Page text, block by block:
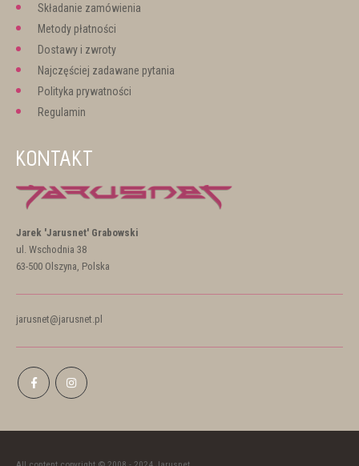
Składanie zamówienia
Metody płatności
Dostawy i zwroty
Najczęściej zadawane pytania
Polityka prywatności
Regulamin
KONTAKT
Jarek 'Jarusnet' Grabowski
ul. Wschodnia 38
63-500 Olszyna, Polska
jarusnet@jarusnet.pl